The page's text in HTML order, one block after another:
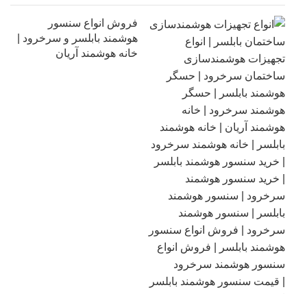
فروش انواع سنسور
هوشمند بابلسر و سرخرود |
خانه هوشمند آریان